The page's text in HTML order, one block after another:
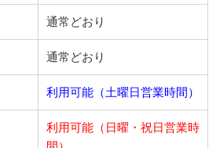
通常どおり
通常どおり
利用可能（土曜日営業時間）
利用可能（日曜・祝日営業時